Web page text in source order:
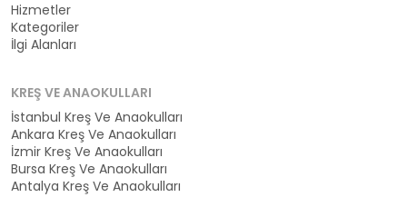
Hizmetler
Kategoriler
İlgi Alanları
KREŞ VE ANAOKULLARI
İstanbul Kreş Ve Anaokulları
Ankara Kreş Ve Anaokulları
İzmir Kreş Ve Anaokulları
Bursa Kreş Ve Anaokulları
Antalya Kreş Ve Anaokulları